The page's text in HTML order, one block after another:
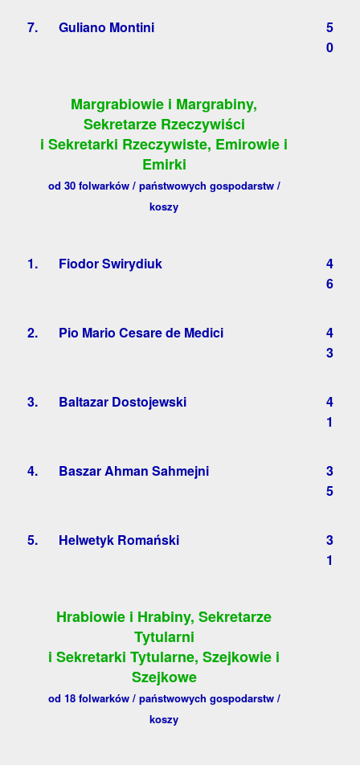
7. Guliano Montini
5
0
Margrabiowie i Margrabiny,
Sekretarze Rzeczywiści
i Sekretarki Rzeczywiste, Emirowie i
Emirki
od 30 folwarków / państwowych gospodarstw /
koszy
1. Fiodor Swirydiuk
4
6
2. Pio Mario Cesare de Medici
4
3
3. Baltazar Dostojewski
4
1
4. Baszar Ahman Sahmejni
3
5
5. Helwetyk Romański
3
1
Hrabiowie i Hrabiny, Sekretarze
Tytularni
i Sekretarki Tytularne, Szejkowie i
Szejkowe
od 18 folwarków / państwowych gospodarstw /
koszy